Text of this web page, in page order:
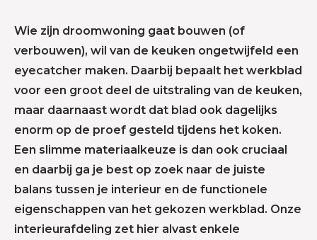
Wie zijn droomwoning gaat bouwen (of
verbouwen), wil van de keuken ongetwijfeld een
eyecatcher maken. Daarbij bepaalt het werkblad
voor een groot deel de uitstraling van de keuken,
maar daarnaast wordt dat blad ook dagelijks
enorm op de proef gesteld tijdens het koken.
Een slimme materiaalkeuze is dan ook cruciaal
en daarbij ga je best op zoek naar de juiste
balans tussen je interieur en de functionele
eigenschappen van het gekozen werkblad. Onze
interieurafdeling zet hier alvast enkele